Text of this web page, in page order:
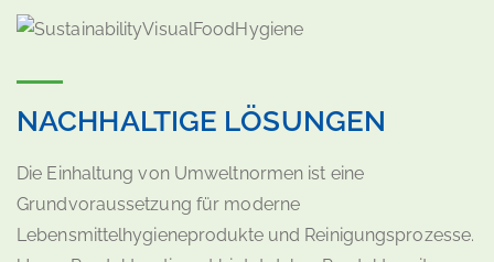
NACHHALTIGE LÖSUNGEN
Die Einhaltung von Umweltnormen ist eine
Grundvoraussetzung für moderne
Lebensmittelhygieneprodukte und Reinigungsprozesse.